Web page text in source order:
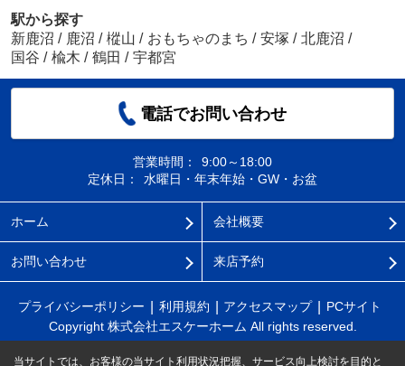
駅から探す
新鹿沼 / 鹿沼 / 樅山 / おもちゃのまち / 安塚 / 北鹿沼 /
国谷 / 楡木 / 鶴田 / 宇都宮
電話でお問い合わせ
営業時間：
9:00～18:00
定休日：
水曜日・年末年始・GW・お盆
ホーム 会社概要
お問い合わせ 来店予約
プライバシーポリシー 利用規約 アクセスマップ
PCサイト
Copyright 株式会社エスケーホーム All rights reserved.
当サイトでは、お客様の当サイト利用状況把握、サービス向上検討を目的と